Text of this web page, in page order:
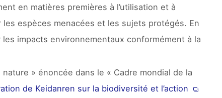
en matières premières à l’utilisation et à
espèces menacées et les sujets protégés. En
impacts environnementaux conformément à la
» énoncée dans le « Cadre mondial de la
de Keidanren sur la biodiversité et l’action